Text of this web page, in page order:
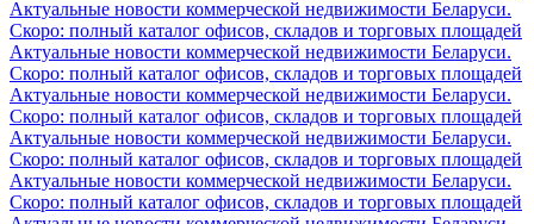
Актуальные новости коммерческой недвижимости Беларуси.
Скоро: полный каталог офисов, складов и торговых площадей
Актуальные новости коммерческой недвижимости Беларуси.
Скоро: полный каталог офисов, складов и торговых площадей
Актуальные новости коммерческой недвижимости Беларуси.
Скоро: полный каталог офисов, складов и торговых площадей
Актуальные новости коммерческой недвижимости Беларуси.
Скоро: полный каталог офисов, складов и торговых площадей
Актуальные новости коммерческой недвижимости Беларуси.
Скоро: полный каталог офисов, складов и торговых площадей